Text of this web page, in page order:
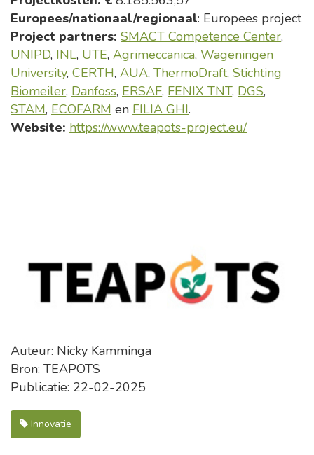
Europees/nationaal/regionaal: Europees project
Project partners: SMACT Competence Center,
UNIPD, INL, UTE, Agrimeccanica, Wageningen
University, CERTH, AUA, ThermoDraft, Stichting
Biomeiler, Danfoss, ERSAF, FENIX TNT, DGS,
STAM, ECOFARM en FILIA GHI.
Website: https://www.teapots-project.eu/
Auteur: Nicky Kamminga
Bron: TEAPOTS
Publicatie: 22-02-2025
Innovatie